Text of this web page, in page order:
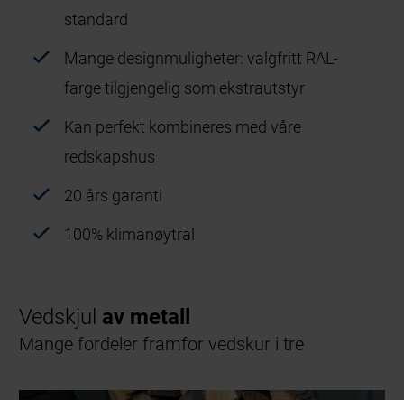
standard
Mange designmuligheter: valgfritt RAL-
farge tilgjengelig som ekstrautstyr
Kan perfekt kombineres med våre
redskapshus
20 års garanti
100% klimanøytral
Vedskjul av metall
Mange fordeler framfor vedskur i tre